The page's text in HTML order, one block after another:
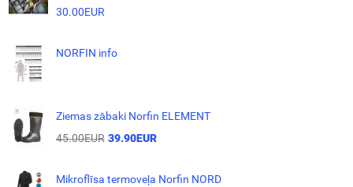
30.00EUR
NORFIN info
Ziemas zābaki Norfin ELEMENT
45.00EUR 39.90EUR
Mikroflīsa termoveļa Norfin NORD